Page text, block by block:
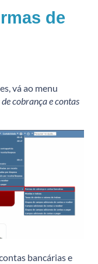
de
vá ao menu
cobrança e contas
bancárias e